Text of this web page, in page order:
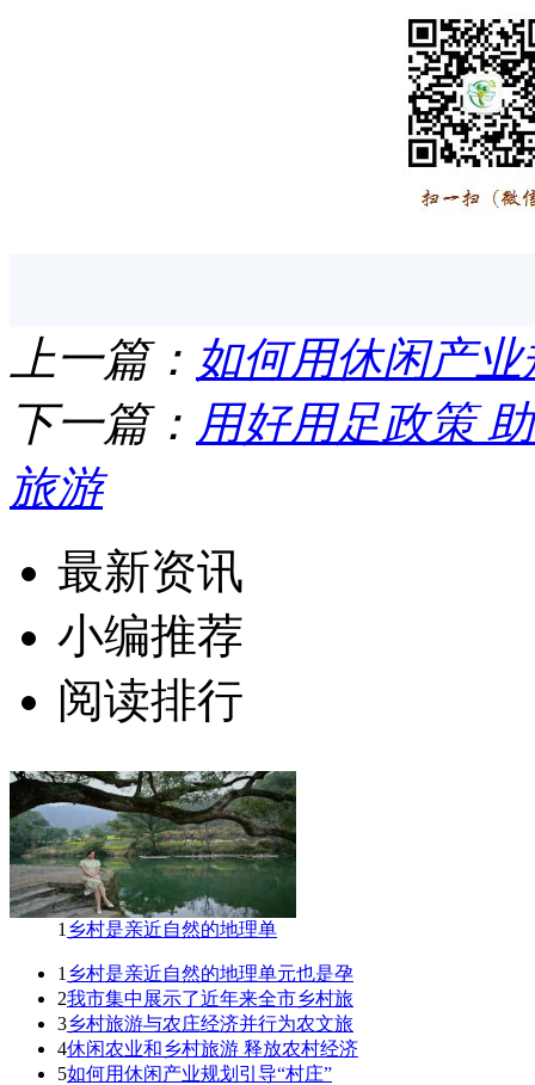
上一篇： 如何用休闲产
下一篇： 用好用足政策
旅游
最新资讯
小编推荐
阅读排行
1 乡村是亲近自然的地理单
1 乡村是亲近自然的地理单元也是孕
2我市集中展示了近年来全市乡村旅
3乡村旅游与农庄经济并行为农文旅
4休闲农业和乡村旅游 释放农村经济
5如何用休闲产业规划引导“村庄”